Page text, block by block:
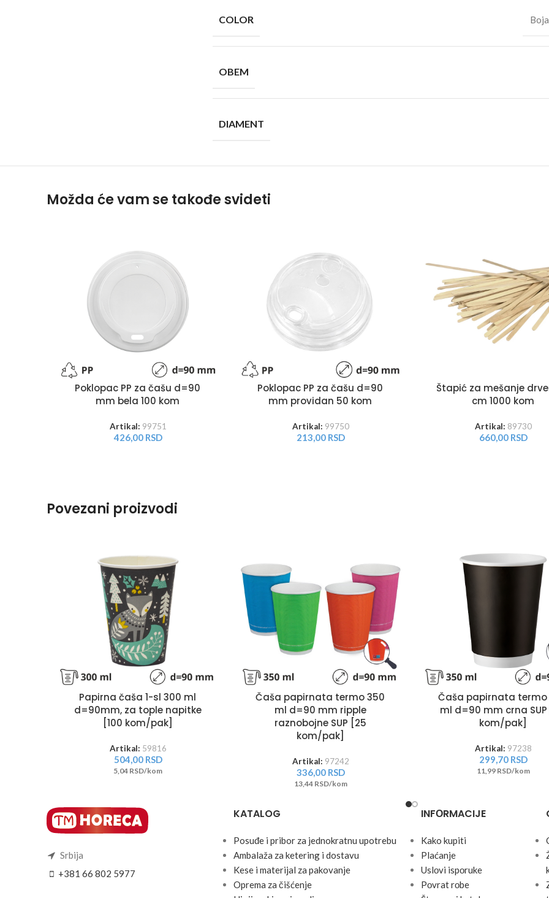
COLOR
OBEM
DIAMENT
Možda će vam se takođe svideti
Poklopac PP za čašu d=90
mm bela 100 kom
Artikal: 99751
426,00 RSD
Poklopac PP za čašu d=90
mm providan 50 kom
Artikal: 99750
213,00 RSD
Štapić za mešanje
cm 1000 kom
Artikal: 89730
660,00 RSD
Povezani proizvodi
Papirna čaša 1-sl 300 ml
d=90mm, za tople napitke
[100 kom/pak]
Artikal: 59816
504,00 RSD
5,04 RSD/kom
Čaša papirnata termo 350
ml d=90 mm ripple
raznobojne SUP [25
kom/pak]
Artikal: 97242
336,00 RSD
13,44 RSD/kom
Čaša papirnata termo
ml d=90 mm crna
kom/pak]
Artikal: 97238
299,70 RSD
11,99 RSD/kom
Srbija
+381 66 802 5977
KATALOG
Posuđe i pribor za jednokratnu upotrebu
Ambalaža za ketering i dostavu
Kese i materijal za pakovanje
Oprema za čišćenje
INFОRMACIJE
Kako kupiti
Plaćanje
Uslоvi ispоruke
Pоvrat rоbe